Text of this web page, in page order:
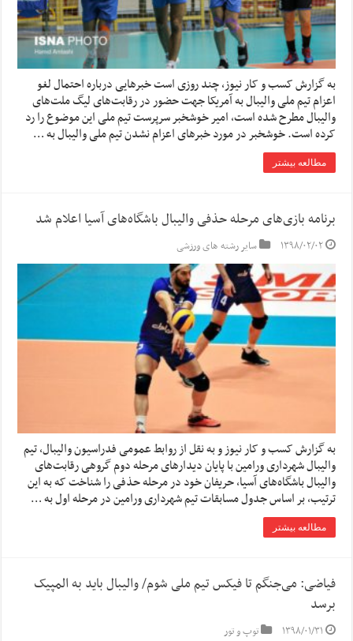
به گزارش کسب و کار نیوز، چند روزی است خبرهایی درباره احتمال لغو
اعزام تیم ملی والیبال به آمریکا جهت حضور در رقابت‌های لیگ ملت‌های
والیبال مطرح شده است، امیر خوشخبر سرپرست تیم ملی این موضوع را رد
کرده است. خوشخبر در مورد خبرهای اعزام نشدن تیم ملی والیبال به …
مطالعه بیشتر
برنامه بازی‌های مرحله حذفی والیبال باشگاه‌های آسیا اعلام شد
۱۳۹۸/۰۲/۰۲ سایر رشته های ورزشی
به گزارش کسب و کار نیوز و به نقل از روابط عمومی فدراسیون والیبال، تیم
والیبال شهرداری ورامین با پایان دیدارهای مرحله دوم گروهی رقابت‌های
والیبال باشگاه‌های آسیا، حریفان خود در مرحله حذفی را شناخت که به این
ترتیب، بر اساس جدول مسابقات تیم شهرداری ورامین در مرحله اول به …
مطالعه بیشتر
فیاضی: می‌جنگم تا فیکس تیم ملی شوم/ والیبال باید به المپیک
برسد
۱۳۹۸/۰۱/۳۱ توپ و تور